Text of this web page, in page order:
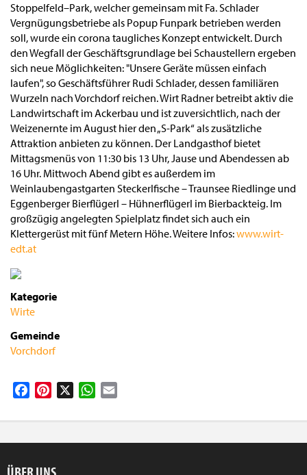
Stoppelfeld–Park, welcher gemeinsam mit Fa. Schlader
Vergnügungsbetriebe als Popup Funpark betrieben werden
soll, wurde ein corona taugliches Konzept entwickelt. Durch
den Wegfall der Geschäftsgrundlage bei Schaustellern ergeben
sich neue Möglichkeiten: "Unsere Geräte müssen einfach
laufen", so Geschäftsführer Rudi Schlader, dessen familiären
Wurzeln nach Vorchdorf reichen. Wirt Radner betreibt aktiv die
Landwirtschaft im Ackerbau und ist zuversichtlich, nach der
Weizenernte im August hier den „S-Park“ als zusätzliche
Attraktion anbieten zu können. Der Landgasthof bietet
Mittagsmenüs von 11:30 bis 13 Uhr, Jause und Abendessen ab
16 Uhr. Mittwoch Abend gibt es außerdem im
Weinlaubengastgarten Steckerlfische – Traunsee Riedlinge und
Eggenberger Bierflügerl – Hühnerflügerl im Bierbackteig. Im
großzügig angelegten Spielplatz findet sich auch ein
Klettergerüst mit fünf Metern Höhe. Weitere Infos:www.wirt-
edt.at
Kategorie
Wirte
Gemeinde
Vorchdorf
FacebookPinterest WhatsApp